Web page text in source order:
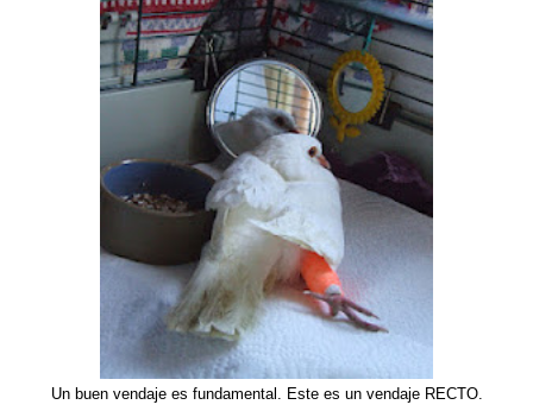
Un buen vendaje es fundamental. Este es un vendaje RECTO.